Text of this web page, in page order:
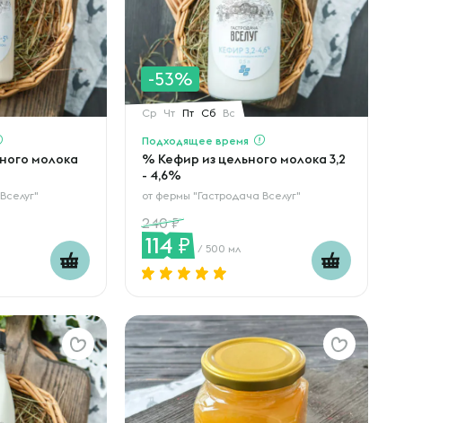
молока
-53%
Ср Чт Пт Сб Вс
Подходящее время
% Кефир из цельного молока 3,2
- 4,6%
от фермы "Гастродача Вселуг"
240
114 / 500 мл